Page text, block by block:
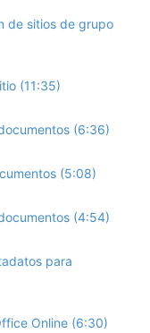
de sitios de grupo
(11:35)
(6:36)
(5:08)
(4:54)
para
Online (6:30)